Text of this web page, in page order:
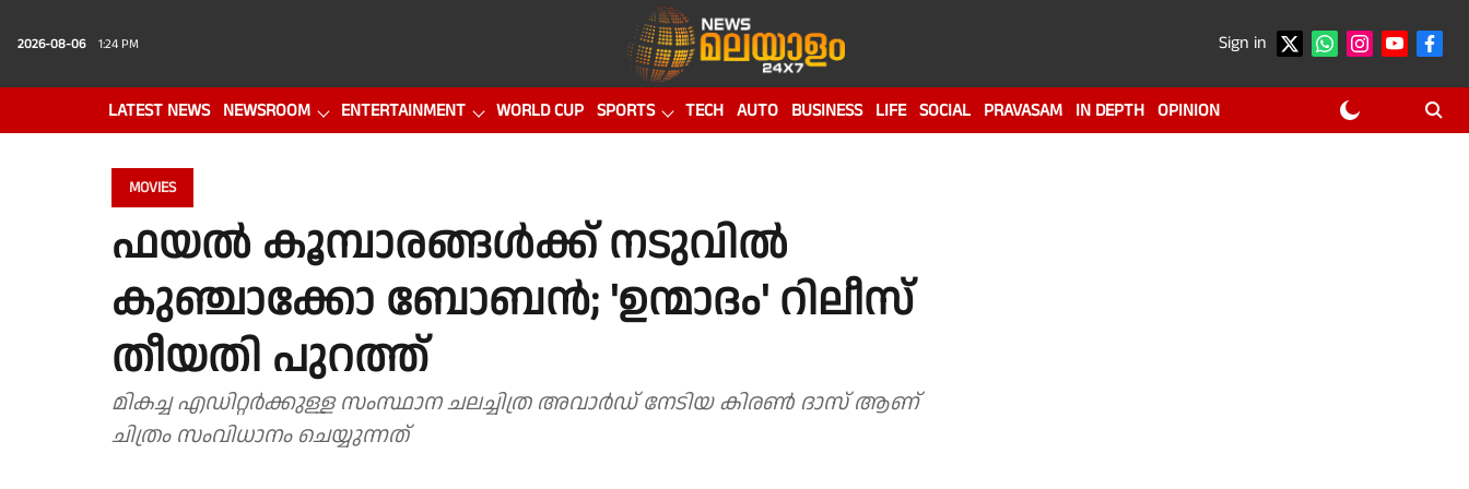
2026-08-06 1:24 PM Sign in
LATEST NEWS NEWSROOM ENTERTAINMENT WORLD CUP SPORTS TECH AUTO BUSINESS LIFE SOCIAL PRAVASAM IN DEPTH OPINION
MOVIES
ഫയൽ കൂമ്പാരങ്ങൾക്ക് നടുവിൽ
കുഞ്ചാക്കോ ബോബൻ; 'ഉന്മാദം' റിലീസ്
തീയതി പുറത്ത്
മികച്ച എഡിറ്റർക്കുള്ള സംസ്ഥാന ചലച്ചിത്ര അവാർഡ് നേടിയ കിരൺ ദാസ് ആണ്
ചിത്രം സംവിധാനം ചെയ്യുന്നത്